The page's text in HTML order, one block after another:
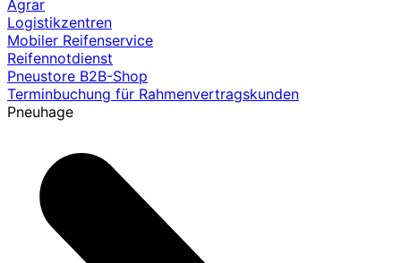
Agrar
Logistikzentren
Mobiler Reifenservice
Reifennotdienst
Pneustore B2B-Shop
Terminbuchung für Rahmenvertragskunden
Pneuhage